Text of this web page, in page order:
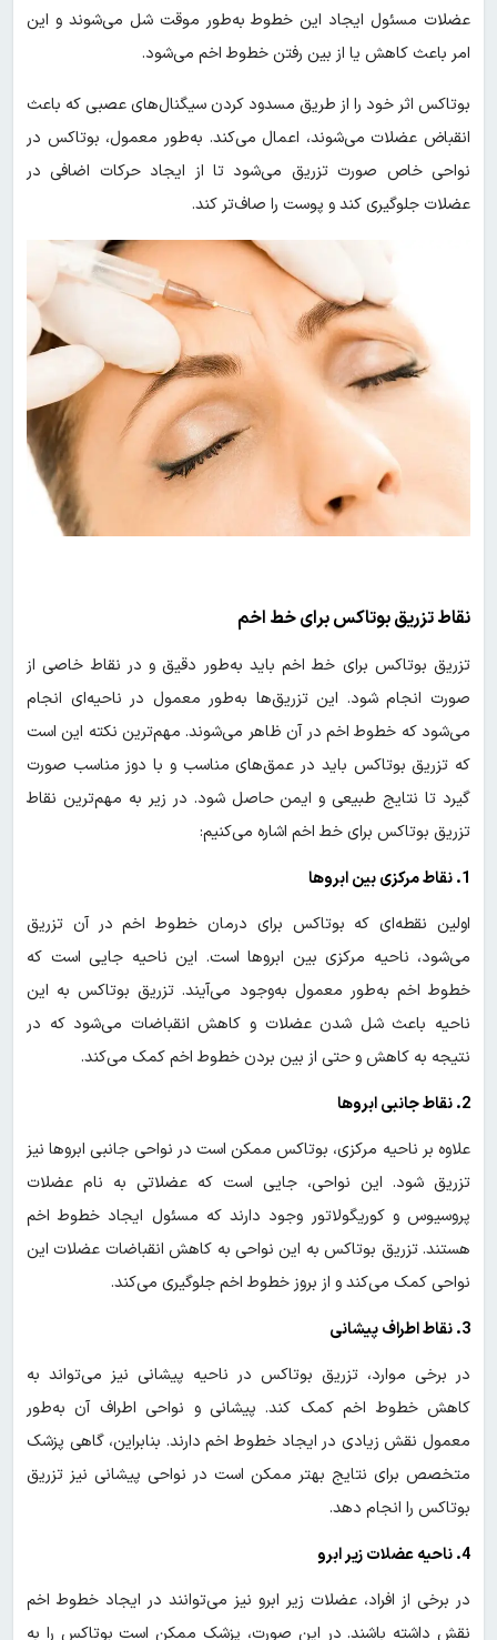
عضلات مسئول ایجاد این خطوط به‌طور موقت شل می‌شوند و این
امر باعث کاهش یا از بین رفتن خطوط اخم می‌شود.
بوتاکس اثر خود را از طریق مسدود کردن سیگنال‌های عصبی که باعث
انقباض عضلات می‌شوند، اعمال می‌کند. به‌طور معمول، بوتاکس در
نواحی خاص صورت تزریق می‌شود تا از ایجاد حرکات اضافی در
عضلات جلوگیری کند و پوست را صاف‌تر کند.
نقاط تزریق بوتاکس برای خط اخم
تزریق بوتاکس برای خط اخم باید به‌طور دقیق و در نقاط خاصی از
صورت انجام شود. این تزریق‌ها به‌طور معمول در ناحیه‌ای انجام
می‌شود که خطوط اخم در آن ظاهر می‌شوند. مهم‌ترین نکته این است
که تزریق بوتاکس باید در عمق‌های مناسب و با دوز مناسب صورت
گیرد تا نتایج طبیعی و ایمن حاصل شود. در زیر به مهم‌ترین نقاط
تزریق بوتاکس برای خط اخم اشاره می‌کنیم:
1. نقاط مرکزی بین ابروها
اولین نقطه‌ای که بوتاکس برای درمان خطوط اخم در آن تزریق
می‌شود، ناحیه مرکزی بین ابروها است. این ناحیه جایی است که
خطوط اخم به‌طور معمول به‌وجود می‌آیند. تزریق بوتاکس به این
ناحیه باعث شل شدن عضلات و کاهش انقباضات می‌شود که در
نتیجه به کاهش و حتی از بین بردن خطوط اخم کمک می‌کند.
2. نقاط جانبی ابروها
علاوه بر ناحیه مرکزی، بوتاکس ممکن است در نواحی جانبی ابروها نیز
تزریق شود. این نواحی، جایی است که عضلاتی به نام عضلات
پروسیوس و کوریگولاتور وجود دارند که مسئول ایجاد خطوط اخم
هستند. تزریق بوتاکس به این نواحی به کاهش انقباضات عضلات این
نواحی کمک می‌کند و از بروز خطوط اخم جلوگیری می‌کند.
3. نقاط اطراف پیشانی
در برخی موارد، تزریق بوتاکس در ناحیه پیشانی نیز می‌تواند به
کاهش خطوط اخم کمک کند. پیشانی و نواحی اطراف آن به‌طور
معمول نقش زیادی در ایجاد خطوط اخم دارند. بنابراین، گاهی پزشک
متخصص برای نتایج بهتر ممکن است در نواحی پیشانی نیز تزریق
بوتاکس را انجام دهد.
4. ناحیه عضلات زیر ابرو
در برخی از افراد، عضلات زیر ابرو نیز می‌توانند در ایجاد خطوط اخم
نقش داشته باشند. در این صورت، پزشک ممکن است بوتاکس را به